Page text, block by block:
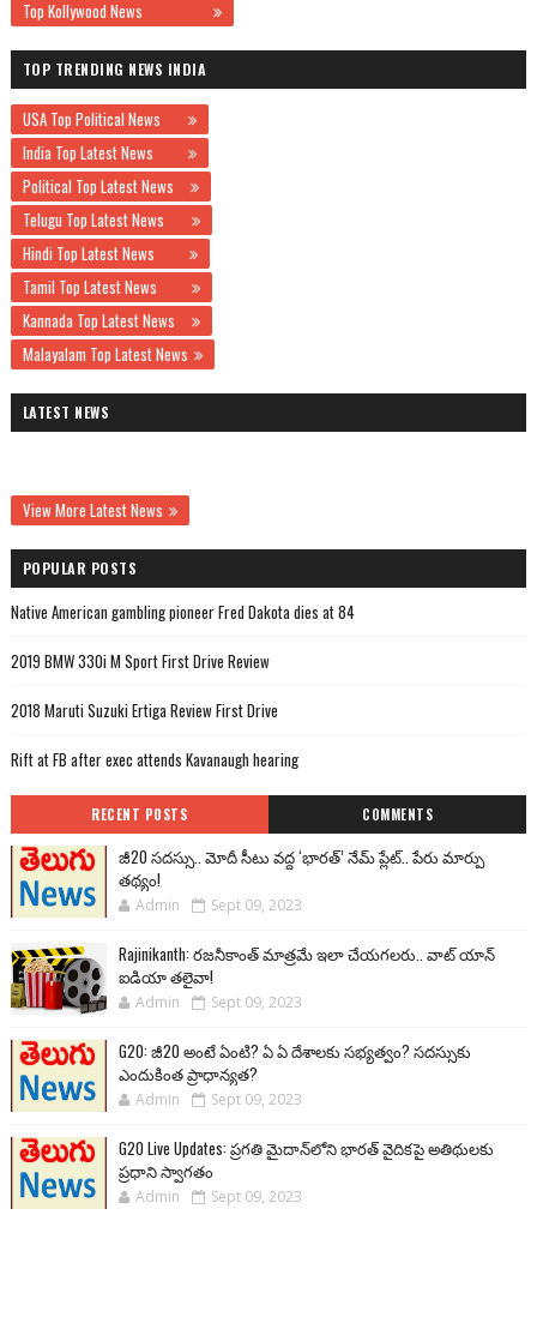
Top Kollywood News
TOP TRENDING NEWS INDIA
USA Top Political News
India Top Latest News
Political Top Latest News
Telugu Top Latest News
Hindi Top Latest News
Tamil Top Latest News
Kannada Top Latest News
Malayalam Top Latest News
LATEST NEWS
View More Latest News
POPULAR POSTS
Native American gambling pioneer Fred Dakota dies at 84
2019 BMW 330i M Sport First Drive Review
2018 Maruti Suzuki Ertiga Review First Drive
Rift at FB after exec attends Kavanaugh hearing
RECENT POSTS COMMENTS
జీ20 సదస్సు.. మోదీ సీటు వద్ద ‘భారత్’ నేమ్ ప్లేట్‌.. పేరు మార్పు
తథ్యం!
Admin Sept 09, 2023
Rajinikanth: రజనీకాంత్ మాత్రమే ఇలా చేయగలరు.. వాట్ యాన్
ఐడియా తలైవా!
Admin Sept 09, 2023
G20: జీ20 అంటే ఏంటి? ఏ ఏ దేశాలకు సభ్యత్వం? సదస్సుకు
ఎందుకింత ప్రాధాన్యత?
Admin Sept 09, 2023
G20 Live Updates: ప్రగతి మైదాన్‌లోని భారత్ వైదికపై అతిథులకు
ప్రధాని స్వాగతం
Admin Sept 09, 2023